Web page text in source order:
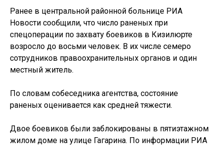
Ранее в центральной районной больнице РИА
Новости сообщили, что число раненых при
спецоперации по захвату боевиков в Кизилюрте
возросло до восьми человек. В их числе семеро
сотрудников правоохранительных органов и один
местный житель.
По словам собеседника агентства, состояние
раненых оценивается как средней тяжести.
Двое боевиков были заблокированы в пятиэтажном
жилом доме на улице Гагарина. По информации РИА